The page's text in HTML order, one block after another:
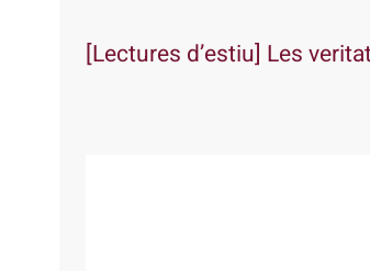
[Lectures d’estiu] Les